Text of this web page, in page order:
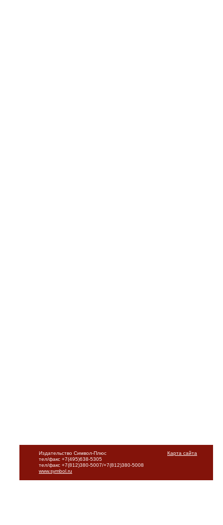
Карта сайта
Издательство Символ-Плюс
тел/факс +7(495)638-5305
тел/факс +7(812)380-5007/+7(812)380-5008
www.symbol.ru